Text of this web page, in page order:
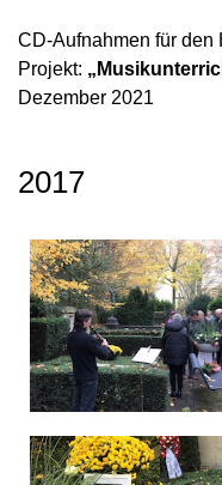
CD-Aufnahmen für
Projekt:
Dezember 2021
2017